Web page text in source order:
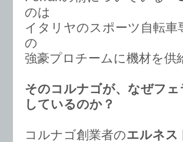
のは
イタリヤのスポーツ自転
の
強豪プロチームに機材を供
そのコルナゴが、なぜフ
しているのか？
コルナゴ創業者のエルネス